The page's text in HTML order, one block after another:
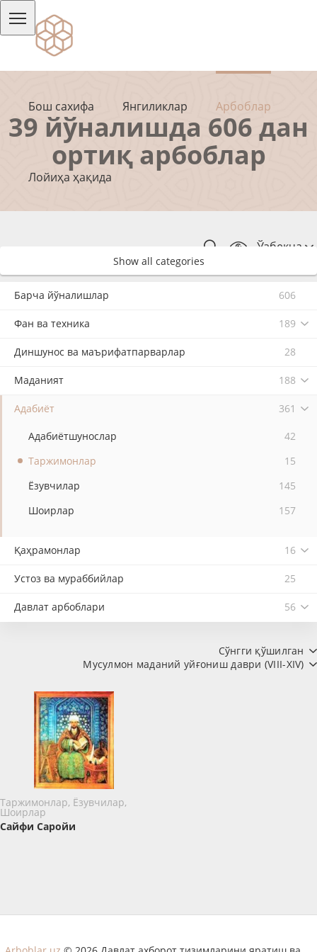
Бош сахифа Янгиликлар Арбоблар
Лойиҳа ҳақида
Ўзбекча
39 йўналишда 606 дан
ортиқ арбоблар
Show all categories
Барча йўналишлар 606
Фан ва техника 189
Диншунос ва маърифатпарварлар 28
Маданият 188
Адабиёт 361
Адабиётшунослар
42
Таржимонлар
15
Ёзувчилар
145
Шоирлар
157
Қаҳрамонлар 16
Устоз ва мураббийлар 25
Давлат арбоблари 56
Сўнгги қўшилган
Мусулмон маданий уйғониш даври (VIII-XIV)
Таржимонлар, Ёзувчилар,
Шоирлар
Сайфи Саройи